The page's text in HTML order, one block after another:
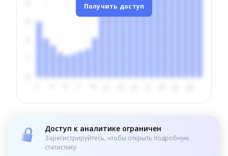
Получить доступ
Доступ к аналитике ограничен
Зарегистрируйтесь, чтобы открыть подробную
статистику